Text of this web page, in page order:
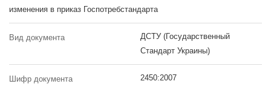
изменения в приказ Госпотребстандарта
Вид документа
ДСТУ (Государственный
Стандарт Украины)
Шифр документа 2450:2007